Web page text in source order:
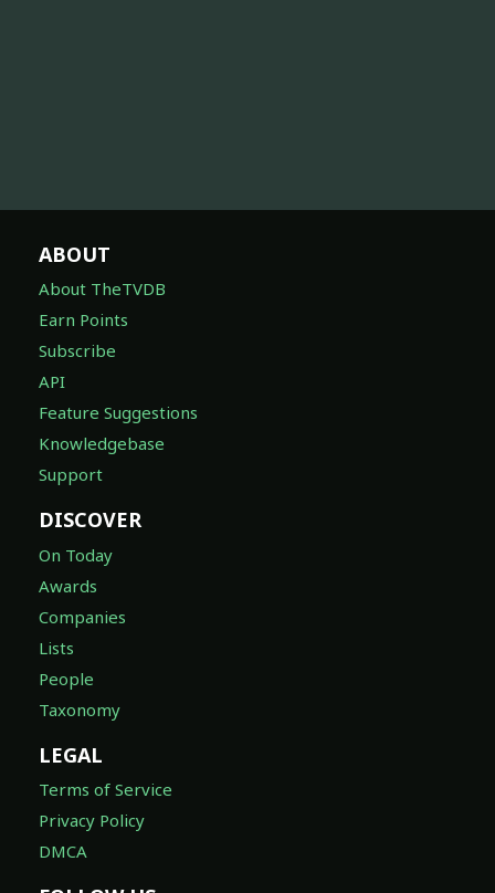
ABOUT
About TheTVDB
Earn Points
Subscribe
API
Feature Suggestions
Knowledgebase
Support
DISCOVER
On Today
Awards
Companies
Lists
People
Taxonomy
LEGAL
Terms of Service
Privacy Policy
DMCA